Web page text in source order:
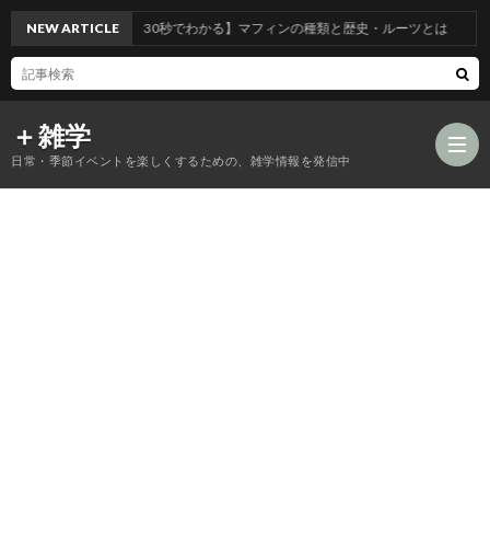
＋雑学
日常・季節イベントを楽しくするための、雑学情報を発信中
NEW ARTICLE
【30秒でわかる】マフィンの種類と歴史・ルーツとは